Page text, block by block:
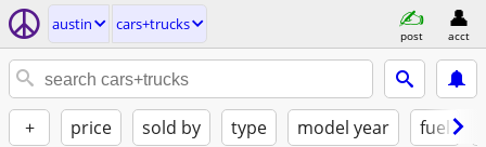
austin cars+trucks
post acct
+ price sold by type model year fuel